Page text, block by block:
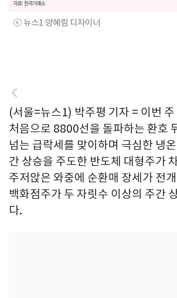
ⓒ 뉴스1 양혜림 디자이너
(서울=뉴스1) 박주평 기자 = 이번
처음으로 8800선을 돌파하는 환호
넘는 급락세를 맞이하며 극심한 냉
간 상승을 주도한 반도체 대형주가
주저앉은 와중에 순환매 장세가 전
백화점주가 두 자릿수 이상의 주간
다.